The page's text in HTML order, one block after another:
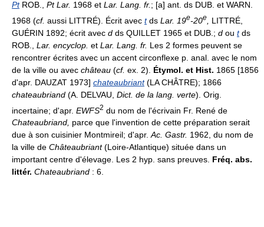
PtROB., Pt Lar. 1968 et Lar. Lang. fr. ; [a] ant. ds DUB. et WARN.
1968 (cf. aussi LITTRÉ). Écrit avec tds Lar. 19e-20e
LITTRÉ,
GUÉRIN 1892; écrit avec d ds QUILLET 1965 et DUB.; d ou tds
ROB., Lar. encyclop. et Lar. Lang. fr. Les 2 formes peuvent se
rencontrer écrites avec un accent circonflexe p. anal. avec le nom
de la ville ou avec château (cf. ex. 2). Étymol. et Hist. 1865 [1856
d'apr. DAUZAT 1973] chateaubriant(LA CHÂTRE); 1866
chateaubriand (A. DELVAU, Dict. de la lang. verte). Orig.
incertaine; d'apr. EWFS2 du nom de l'écrivain Fr. René de
Chateaubriand, parce que l'invention de cette préparation serait
due à son cuisinier Montmireil; d'apr.Ac. Gastr. 1962, du nom de
la ville de Châteaubriant(Loire-Atlantique) située dans un
important centre d'élevage. Les 2 hyp. sans preuves. Fréq. abs.
littér. Chateaubriand : 6.